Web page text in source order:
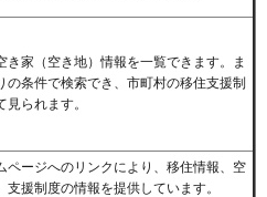
き家（空き地）情報を一覧できます。ま
の条件で検索でき、市町村の移住支援制
見られます。
ページへのリンクにより、移住情報、空
支援制度の情報を提供しています。